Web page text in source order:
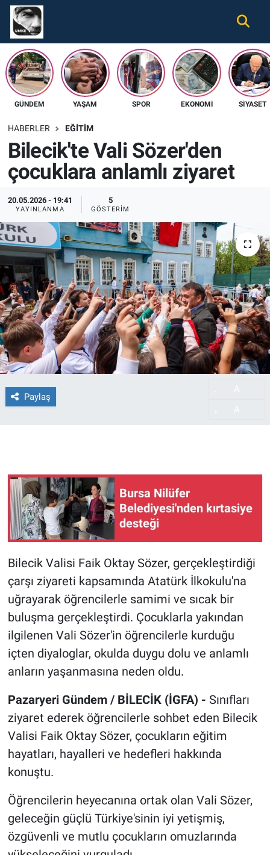
GÜNDEM YAŞAM SPOR EKONOMI SIYASET
HABERLER EĞITIM
Bilecik'te Vali Sözer'den
çocuklara anlamlı ziyaret
20.05.2026 - 19:41
YAYINLANMA
5
GÖSTERIM
Paylaş
Bursa Nilüfer
Belediyesi'nden kırtasiye
desteği
Bilecik Valisi Faik Oktay Sözer, gerçekleştirdiği
çarşı ziyareti kapsamında Atatürk İlkokulu'na
uğrayarak öğrencilerle samimi ve sıcak bir
buluşma gerçekleştirdi. Çocuklarla yakından
ilgilenen Vali Sözer'in öğrencilerle kurduğu
içten diyaloglar, okulda duygu dolu ve anlamlı
anların yaşanmasına neden oldu.
Pazaryeri Gündem / BİLECİK (İGFA) - Sınıfları
ziyaret ederek öğrencilerle sohbet eden Bilecik
Valisi Faik Oktay Sözer, çocukların eğitim
hayatları, hayalleri ve hedefleri hakkında
konuştu.
Öğrencilerin heyecanına ortak olan Vali Sözer,
geleceğin güçlü Türkiye'sinin iyi yetişmiş,
özgüvenli ve mutlu çocukların omuzlarında
Gündem
Ekonomi
Spor
Tüm Haberler
İletişim
Künye
Nöbetçi Eczaneler
Hava Durumu
Namaz Vakitleri
Süper Lig Puan Durumu ve Fikstür
Tüm Manşetler
Son Dakika Haberleri
Haber Arşivi